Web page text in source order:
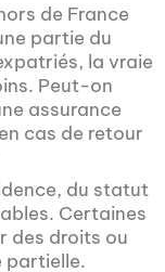
de France
partie du
la vraie
Peut-on
assurance
cas de retour
du statut
Certaines
des droits ou
partielle.